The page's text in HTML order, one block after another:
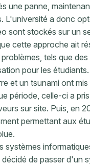
une panne,
L'université a donc
sont stockés sur un
cette approche ait
tels que
pour les étudiants.
et un tsunami ont
période, celle-ci a
sur site. Puis, en
permettant aux
systèmes
de passer d'un